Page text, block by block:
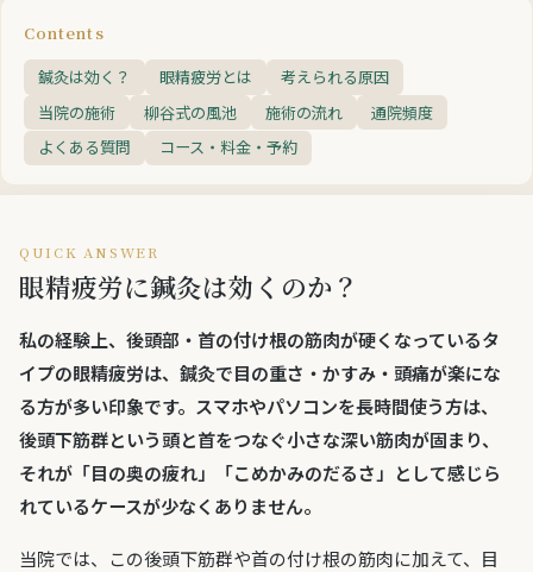
Contents
鍼灸は効く？
眼精疲労とは
考えられる原因
当院の施術
柳谷式の風池 施術の流れ
通院頻度
よくある質問
コース・料金・予約
QUICK ANSWER
眼精疲労に鍼灸は効くのか？
私の経験上、後頭部・首の付け根の筋肉が硬くなっているタ
イプの眼精疲労は、 鍼灸で目の重さ・かすみ・頭痛が楽にな
る方が多い印象です。スマホやパソコンを長時間使う方は、
後頭下筋群という頭と首をつなぐ小さな深い筋肉が固まり、
それが「目の奥の疲れ」「こめかみのだるさ」として感じら
れているケースが少なくありません。
当院では、この後頭下筋群や首の付け根の筋肉に加えて、目